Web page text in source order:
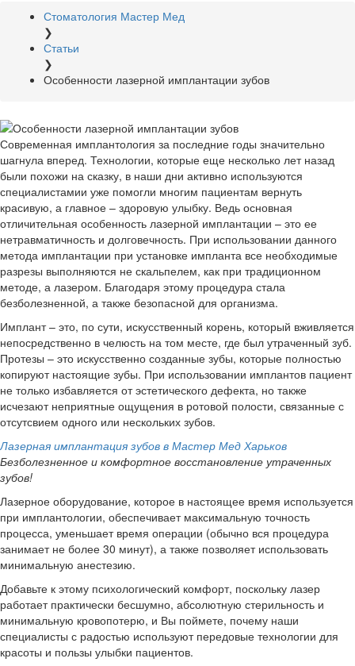
Стоматология Мастер Мед
❯
Статьи
❯
Особенности лазерной имплантации зубов
Современная имплантология за последние годы значительно
шагнула вперед. Технологии, которые еще несколько лет назад
были похожи на сказку, в наши дни активно используются
специалистамии уже помогли многим пациентам вернуть
красивую, а главное – здоровую улыбку. Ведь основная
отличительная особенность лазерной имплантации – это ее
нетравматичность и долговечность. При использовании данного
метода имплантации при установке импланта все необходимые
разрезы выполняются не скальпелем, как при традиционном
методе, а лазером. Благодаря этому процедура стала
безболезненной, а также безопасной для организма.
Имплант – это, по сути, искусственный корень, который вживляется
непосредственно в челюсть на том месте, где был утраченный зуб.
Протезы – это искусственно созданные зубы, которые полностью
копируют настоящие зубы. При использовании имплантов пациент
не только избавляется от эстетического дефекта, но также
исчезают неприятные ощущения в ротовой полости, связанные с
отсутсвием одного или нескольких зубов.
Лазерная имплантация зубов в Мастер Мед Харьков
Безболезненное и комфортное восстановление утраченных
зубов!
Лазерное оборудование, которое в настоящее время используется
при имплантологии, обеспечивает максимальную точность
процесса, уменьшает время операции (обычно вся процедура
занимает не более 30 минут), а также позволяет использовать
минимальную анестезию.
Добавьте к этому психологический комфорт, поскольку лазер
работает практически бесшумно, абсолютную стерильность и
минимальную кровопотерю, и Вы поймете, почему наши
специалисты с радостью используют передовые технологии для
красоты и пользы улыбки пациентов.